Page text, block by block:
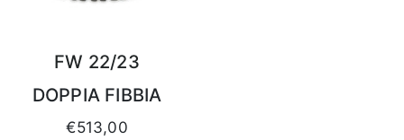
FW 22/23
DOPPIA FIBBIA
€513,00